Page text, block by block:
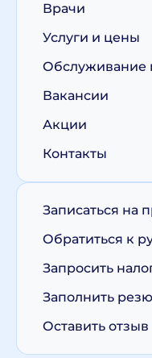
Врачи
Услуги и цены
Обслуживание
Вакансии
Акции
Контакты
Записаться на
Обратиться к
Запросить
Заполнить
Оставить отзыв